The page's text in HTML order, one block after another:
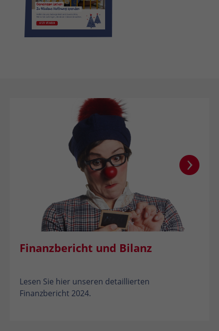
Finanzbericht und Bilanz
Lesen Sie hier unseren detaillierten
Finanzbericht 2024.